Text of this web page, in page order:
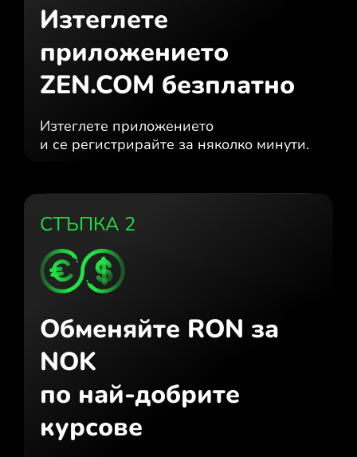
Изтеглете
приложението
ZEN.COM безплатно
Изтеглете приложението
и се регистрирайте за няколко минути.
СТЪПКА 2
Обменяйте RON за
NOK
по най-добрите
курсове